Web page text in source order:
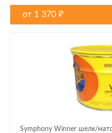
от 1 370 ₽
Symphony Winner шелк/